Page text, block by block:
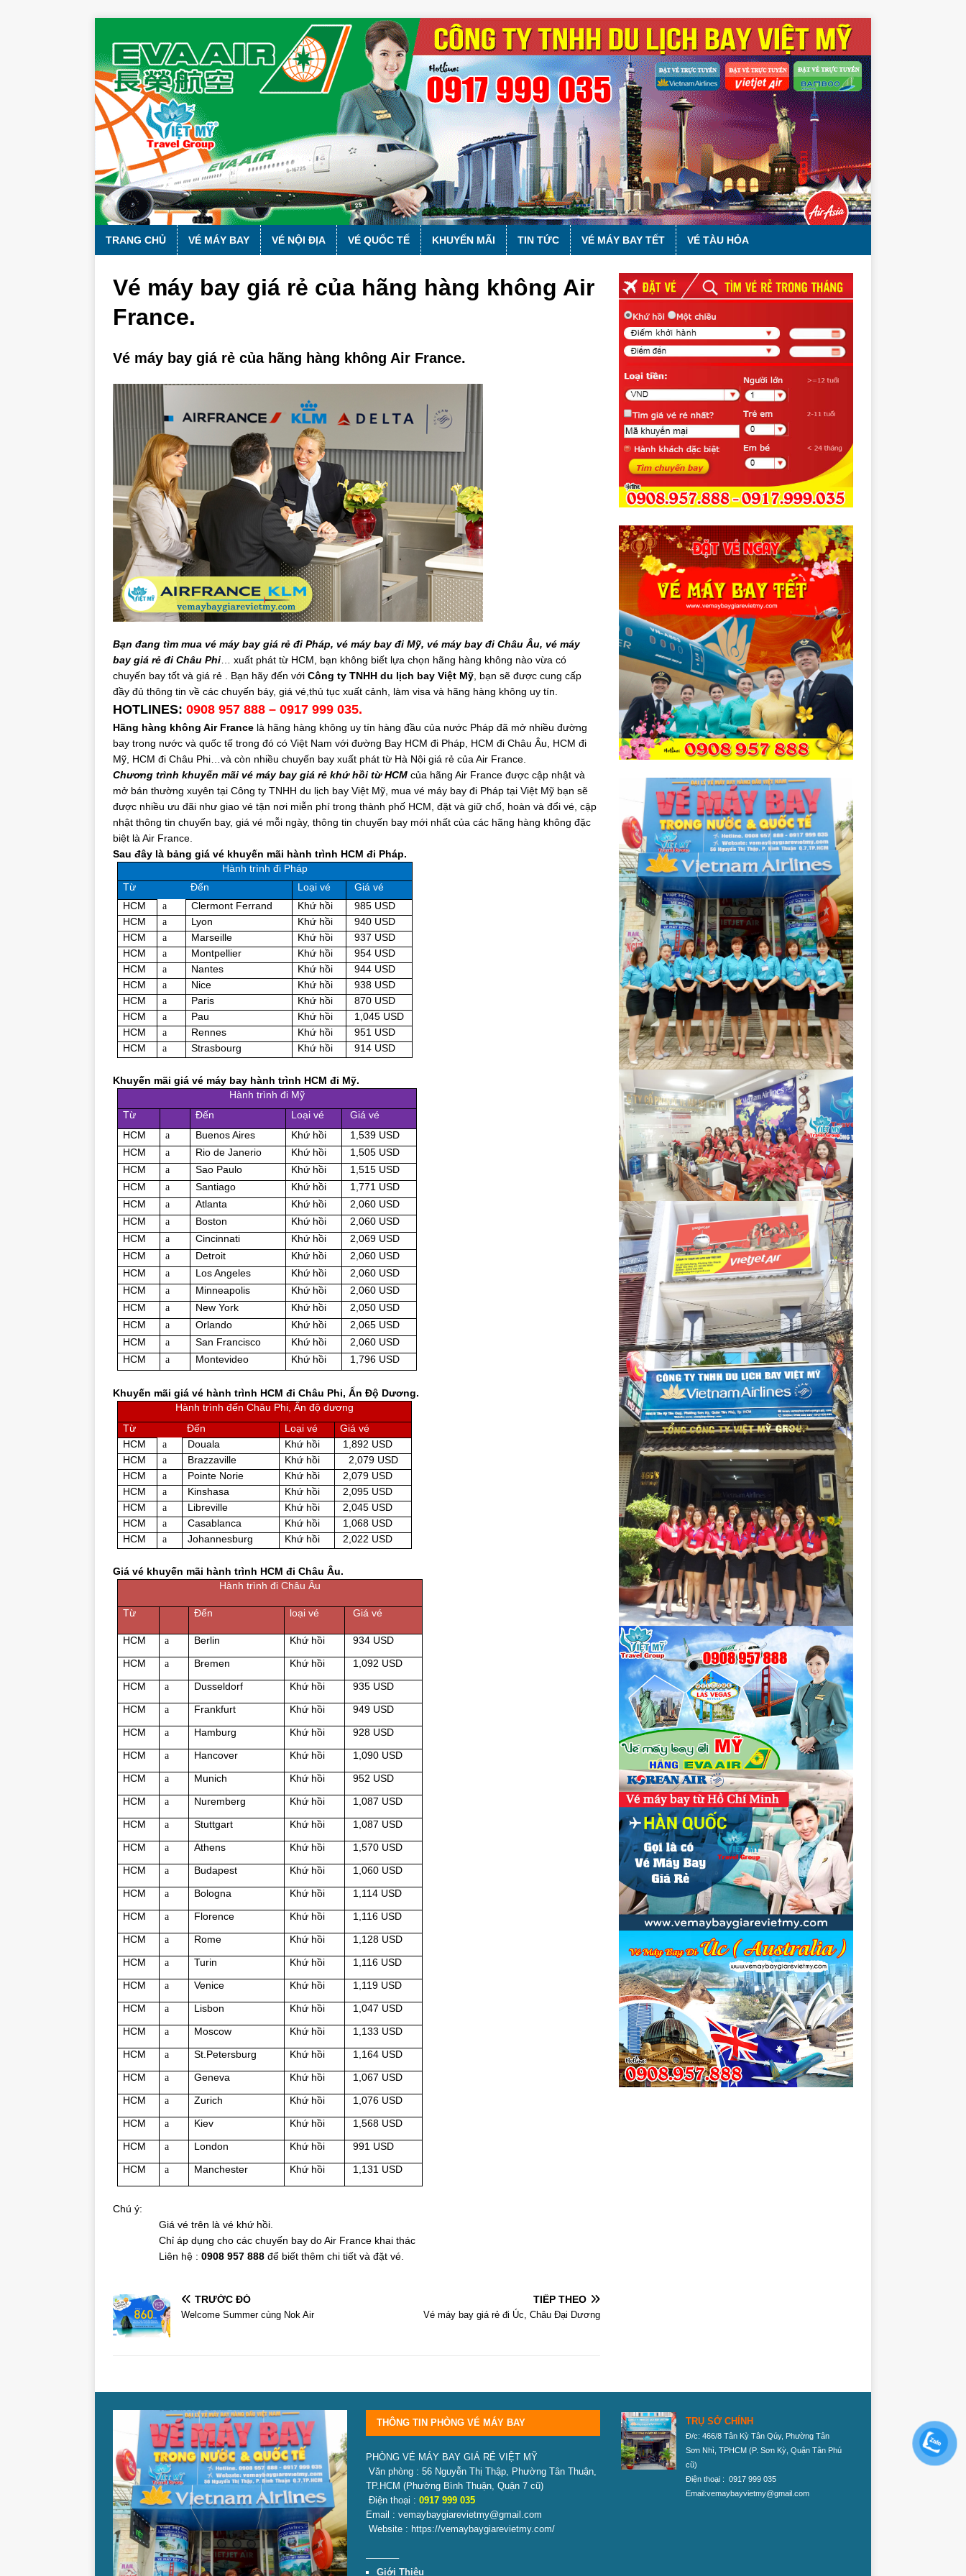
TRANG CHỦ VÉ MÁY BAY VÉ NỘI ĐỊA VÉ QUỐC TẾ KHUYẾN MÃI TIN TỨC VÉ MÁY BAY TẾT VÉ TÀU HỎA
Vé máy bay giá rẻ của hãng hàng không Air
France.
Vé máy bay giá rẻ của hãng hàng không Air France.
Bạn đang tìm mua vé máy bay giá rẻ đi Pháp, vé máy bay đi Mỹ, vé máy bay đi Châu Âu, vé máy
bay giá rẻ đi Châu Phi … xuất phát từ HCM, bạn không biết lựa chọn hãng hàng không nào vừa có
chuyến bay tốt và giá rẻ . Bạn hãy đến với Công ty TNHH du lịch bay Việt Mỹ , bạn sẽ được cung cấp
đầy đủ thông tin về các chuyến báy, giá vé,thủ tục xuất cảnh, làm visa và hãng hàng không uy tín.
HOTLINES: 0908 957 888 – 0917 999 035.
Hãng hàng không Air France là hãng hàng không uy tín hàng đầu của nước Pháp đã mở nhiều đường
bay trong nước và quốc tế trong đó có Việt Nam với đường Bay HCM đi Pháp, HCM đi Châu Âu, HCM đi
Mỹ, HCM đi Châu Phi…và còn nhiều chuyến bay xuất phát từ Hà Nội giá rẻ của Air France.
Chương trình khuyến mãi vé máy bay giá rẻ khứ hồi từ HCM của hãng Air France được cập nhật và
mở bán thường xuyên tại Công ty TNHH du lịch bay Việt Mỹ, mua vé máy bay đi Pháp tại Việt Mỹ bạn sẽ
được nhiều ưu đãi như giao vé tận nơi miễn phí trong thành phố HCM, đặt và giữ chổ, hoàn và đổi vé, cập
nhật thông tin chuyến bay, giá vé mỗi ngày, thông tin chuyến bay mới nhất của các hãng hàng không đặc
biệt là Air France.
Sau đây là bảng giá vé khuyến mãi hành trình HCM đi Pháp.
Hành trình đi Pháp
Từ
Đến Loại vé
Giá vé
HCM
a Clermont Ferrand Khứ hồi
985 USD
HCM
a Lyon Khứ hồi
940 USD
HCM
a Marseille Khứ hồi
937 USD
HCM
a Montpellier Khứ hồi
954 USD
HCM
a Nantes Khứ hồi
944 USD
HCM
a Nice Khứ hồi
938 USD
HCM
a Paris Khứ hồi
870 USD
HCM
a Pau Khứ hồi
1,045 USD
HCM
a Rennes Khứ hồi
951 USD
HCM
a Strasbourg Khứ hồi 914 USD
Khuyến mãi giá vé máy bay hành trình HCM đi Mỹ.
Hành trình đi Mỹ
Từ
Đến Loại vé
Giá vé
HCM
a Buenos Aires Khứ hồi
1,539 USD
HCM
a Rio de Janerio Khứ hồi
1,505 USD
HCM
a Sao Paulo Khứ hồi
1,515 USD
HCM
a Santiago Khứ hồi
1,771 USD
HCM
a Atlanta Khứ hồi
2,060 USD
HCM
a Boston Khứ hồi
2,060 USD
HCM
a Cincinnati Khứ hồi
2,069 USD
HCM
a Detroit Khứ hồi
2,060 USD
HCM
a Los Angeles Khứ hồi
2,060 USD
HCM
a Minneapolis Khứ hồi
2,060 USD
HCM
a New York Khứ hồi
2,050 USD
HCM
a Orlando Khứ hồi
2,065 USD
HCM
a San Francisco Khứ hồi
2,060 USD
HCM
a Montevideo Khứ hồi 1,796 USD
Khuyến mãi giá vé hành trình HCM đi Châu Phi, Ấn Độ Dương.
Hành trình đến Châu Phi, Ấn độ dương
Từ
Đến Loại vé
Giá vé
HCM
a Douala Khứ hồi
1,892 USD
HCM
a Brazzaville Khứ hồi
2,079 USD
HCM
a Pointe Norie Khứ hồi
2,079 USD
HCM
a Kinshasa Khứ hồi
2,095 USD
HCM
a Libreville Khứ hồi
2,045 USD
HCM
a Casablanca Khứ hồi
1,068 USD
HCM
a Johannesburg Khứ hồi 2,022 USD
Giá vé khuyến mãi hành trình HCM đi Châu Âu.
Hành trình đi Châu Âu
Từ Đến loại vé Giá vé
HCM a Berlin Khứ hồi
934 USD
HCM
a Bremen Khứ hồi
1,092 USD
HCM
a Dusseldorf Khứ hồi
935 USD
HCM
a Frankfurt Khứ hồi
949 USD
HCM
a Hamburg Khứ hồi
928 USD
HCM
a Hancover Khứ hồi
1,090 USD
HCM
a Munich Khứ hồi
952 USD
HCM
a Nuremberg Khứ hồi
1,087 USD
HCM
a Stuttgart Khứ hồi
1,087 USD
HCM
a Athens Khứ hồi
1,570 USD
HCM
a Budapest Khứ hồi
1,060 USD
HCM
a Bologna Khứ hồi
1,114 USD
HCM
a Florence Khứ hồi
1,116 USD
HCM
a Rome Khứ hồi
1,128 USD
HCM
a Turin Khứ hồi
1,116 USD
HCM
a Venice Khứ hồi
1,119 USD
HCM
a Lisbon Khứ hồi
1,047 USD
HCM
a Moscow Khứ hồi
1,133 USD
HCM
a St.Petersburg Khứ hồi
1,164 USD
HCM
a Geneva Khứ hồi
1,067 USD
HCM
a Zurich Khứ hồi
1,076 USD
HCM
a Kiev Khứ hồi
1,568 USD
HCM
a London Khứ hồi
991 USD
HCM
a Manchester Khứ hồi 1,131 USD
Chú ý:
Giá vé trên là vé khứ hồi.
Chỉ áp dụng cho các chuyến bay do Air France khai thác
Liên hệ : 0908 957 888 để biết thêm chi tiết và đặt vé.
TRƯỚC ĐÓ
Welcome Summer cùng Nok Air
TIẾP THEO
Vé máy bay giá rẻ đi Úc, Châu Đại Dương
THÔNG TIN PHÒNG VÉ MÁY BAY
PHÒNG VÉ MÁY BAY GIÁ RẺ VIỆT MỸ
Văn phòng : 56 Nguyễn Thị Thập, Phường Tân Thuận,
TP.HCM (Phường Bình Thuận, Quận 7 cũ)
Điện thoại : 0917 999 035
Email : vemaybaygiarevietmy@gmail.com
Website : https://vemaybaygiarevietmy.com/
———–
Giới Thiệu
TRỤ SỞ CHÍNH
Đ/c: 466/8 Tân Kỳ Tân Qúy, Phường Tân
Sơn Nhì, TPHCM (P. Sơn Kỳ, Quận Tân Phú
cũ)
Điện thoại : 0917 999 035
Email:vemaybayvietmy@gmail.com